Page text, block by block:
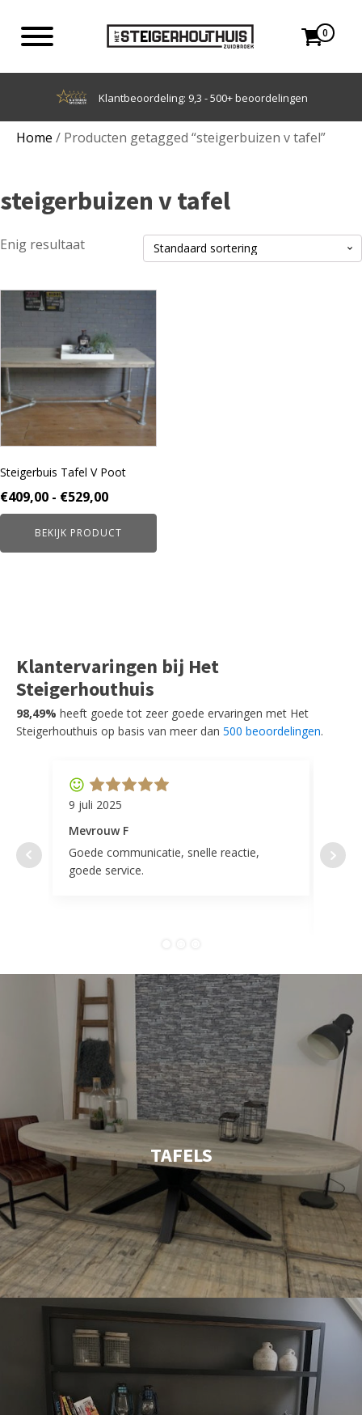
0
Achteraf betalen met Klarna
Home / Producten getagged “steigerbuizen v tafel”
steigerbuizen v tafel
Enig resultaat
Steigerbuis Tafel V Poot
€409,00 - €529,00Prijsklasse:
€409,00
tot
€529,00
BEKIJK PRODUCT
product
meerdere
variaties.
Deze
optie
kan
gekozen
op
de
productpagina
Klantervaringen bij Het
Steigerhouthuis
98,49% heeft goede tot zeer goede ervaringen met Het
Steigerhouthuis op basis van meer dan 500 beoordelingen.
9 juli 2025
Mevrouw F
Goede communicatie, snelle reactie,
goede service.
door
TAFELS